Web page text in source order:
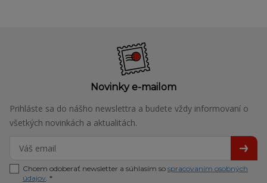
Novinky e-mailom
Prihláste sa do nášho newslettra a budete vždy informovaní o
všetkých novinkách a aktualitách.
Chcem odoberať newsletter a súhlasím so spracovaním osobných
údajov . *